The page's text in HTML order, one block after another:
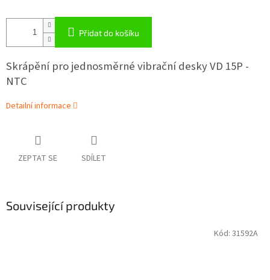
Přidat do košíku
Skrápění pro jednosměrné vibrační desky VD 15P -
NTC
Detailní informace
ZEPTAT SE SDÍLET
Související produkty
Kód: 31592A